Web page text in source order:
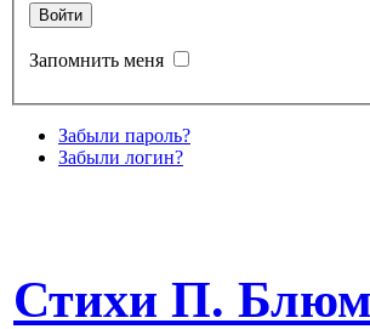
Запомнить меня
Забыли пароль?
Забыли логин?
Стихи П.